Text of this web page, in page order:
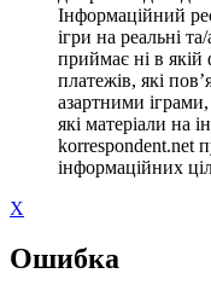
Інформаційний
ігри на реальні
приймає ні в якій
платежів, які
азартними
які матеріали на
korrespondent.net
інформаційних
X
Ошибка